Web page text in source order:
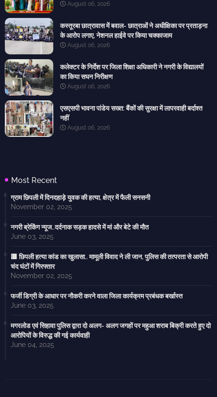
August 06, 2026
कस्तूरबा छात्रावास में बवाल- छात्राओं ने अधीक्षिका पर प्रताड़ना
के आरोप लगाए, नेशनल हाईवे पर किया चक्काजाम
August 06, 2026
कलेक्टर के निर्देश पर जिला शिक्षा अधिकारी ने नगरी के विद्यालयों
का किया सघन निरीक्षण
August 06, 2026
एसएसपी भावना पांडेय सख्त: बैंकों की सुरक्षा में लापरवाही बर्दाश्त
नहीं
August 06, 2026
Most Recent
ग्राम छिपली में दिनदहाड़े युवक की हत्या, क्षेत्र में फैली सनसनी
November 02, 2025
नगरी ब्रेकिंग न्यूज..दर्दनाक सड़क हादसे में मां और बेटे की मौत
June 03, 2025
🟥 छिपली हत्या कांड का खुलासा.. मामूली विवाद ने ली जान, पुलिस की तत्परता से आरोपी
चंद घंटों में गिरफ्तार
November 02, 2025
फर्जी डिग्री के आधार पर नौकरी करने वाला जिला कार्यक्रम प्रबंधक बर्खास्त
June 03, 2025
मगरलोड एवं सिहावा पुलिस द्वारा दो अलग- अलग जगहों पर महुआ शराब बिक्री करते हुए दो
आरोपियों के विरुद्ध की गई कार्यवाही
June 04, 2025